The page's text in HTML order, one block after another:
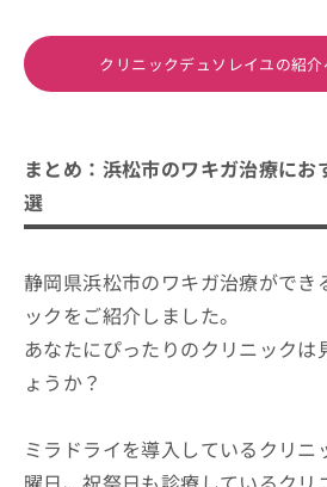
クリニックデュソレイユの紹
まとめ：浜松市のワキガ治療に
選
静岡県浜松市のワキガ治療ができ
ックをご紹介しました。
あなたにぴったりのクリニックは
ょうか？
ミラドライを導入しているクリニ